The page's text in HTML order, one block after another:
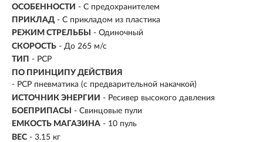
ОСОБЕННОСТИ - С предохранителем
ПРИКЛАД - С прикладом из пластика
РЕЖИМ СТРЕЛЬБЫ
- Одиночный
СКОРОСТЬ - До 265 м/с
ТИП - PCP
ПО ПРИНЦИПУ ДЕЙСТВИЯ
- PCP пневматика (с предварительной накачкой)
ИСТОЧНИК ЭНЕРГИИ - Ресивер высокого давления
БОЕПРИПАСЫ
- Свинцовые пули
ЕМКОСТЬ МАГАЗИНА - 10 пуль
ВЕС - 3.15 кг